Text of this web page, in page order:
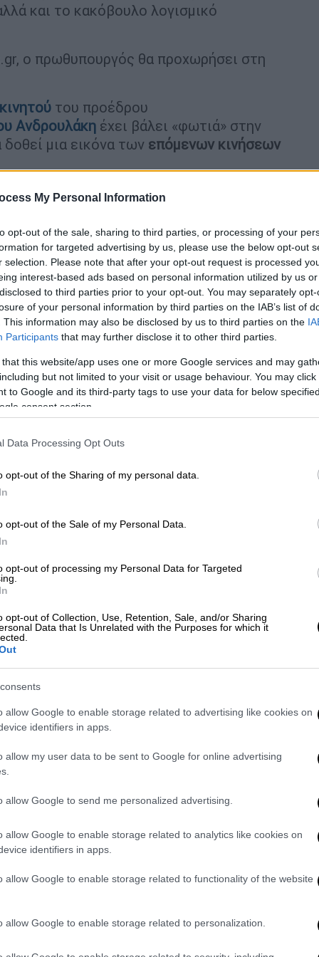
My Personal Information
opt-out of the sale, sharing to third parties, or processing of your
for targeted advertising by us, please use the below opt-out
selection. Please note that after your opt-out request is processed
interest-based ads based on personal information utilized by us
to third parties prior to your opt-out. You may separately
of your personal information by third parties on the IAB’s list of
This information may also be disclosed by us to third parties on the
Participants that may further disclose it to other third parties.
that this website/app uses one or more Google services and may
but not limited to your visit or usage behaviour. You may
to Google and its third-party tags to use your data for below
consent section.
Data Processing Opt Outs
opt-out of the Sharing of my personal data.
opt-out of the Sale of my Personal Data.
opt-out of processing my Personal Data for Targeted
opt-out of Collection, Use, Retention, Sale, and/or Sharing
Data that Is Unrelated with the Purposes for which it
allow Google to enable storage related to advertising like cookies on
identifiers in apps.
allow my user data to be sent to Google for online advertising
allow Google to send me personalized advertising.
allow Google to enable storage related to analytics like cookies on
identifiers in apps.
allow Google to enable storage related to functionality of the website
allow Google to enable storage related to personalization.
και το κακόβουλο λογισμικό
ο πρωθυπουργός θα προχωρήσει στη
του προέδρου
Ανδρουλάκη έχει βάλει «φωτιά» στην
μια εικόνα των επόμενων κινήσεων
μεταξύ άλλων θα επισημάνει πως θα
σε συγκεκριμένες πρωτοβουλίες.
Εξεταστικής Επιτροπήςκαι στην εκ
και Διαφάνειας, θέμα που άλλωστε
θα αναφερθεί στα γεγονότα που
χειρισμοί του πρώην Διοικητή
. Ωστόσο θα σημειώσει πως ενημερώθηκε
δρομολόγησε άμεσα την αντικατάσταση
δεν θα προχωρούσε η
προσώπου. Παράλληλα οΚ.
την ανάγκη να μην επικρατήσει κλίμα
η αντιπολίτευση υπενθυμίζει στο ό,τι
στον
αλλάξει,ωστόσο θα επισημανθεί από την
λειτουργία της ΕΥΠ πρέπει να
και βελτιώσεις . Δεν πρέπει να
«πρόσκληση» στα κόμματα να
κινήσεις θα ληφθούν σήμερα στον
δεδομένο είναι πως πρέπει να
έχουν προκύψει για το πώς και το γιατί.
είναι για ποιο λόγο
Νίκου Ανδρουλάκη, που τη συγκεκριμένη
υποψήφιος για την αρχηγία
πολιτικών ή και
Θανάσης Κουκάκης έχει
απαντηθούν